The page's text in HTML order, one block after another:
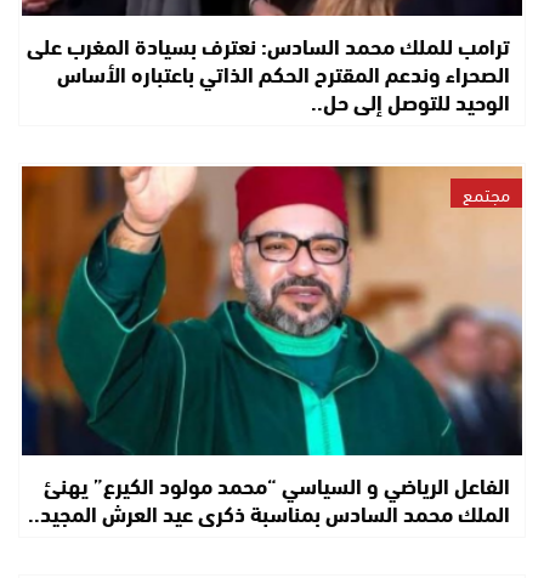
ترامب للملك محمد السادس: نعترف بسيادة المغرب على
الصحراء وندعم المقترح الحكم الذاتي باعتباره الأساس
الوحيد للتوصل إلى حل..
مجتمع
الفاعل الرياضي و السياسي “محمد مولود الكيرع” يهنئ
الملك محمد السادس بمناسبة ذكرى عيد العرش المجيد..